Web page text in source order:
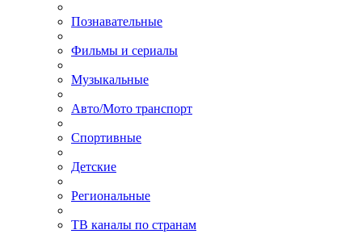
Познавательные
Фильмы и сериалы
Музыкальные
Авто/Мото транспорт
Спортивные
Детские
Региональные
ТВ каналы по странам